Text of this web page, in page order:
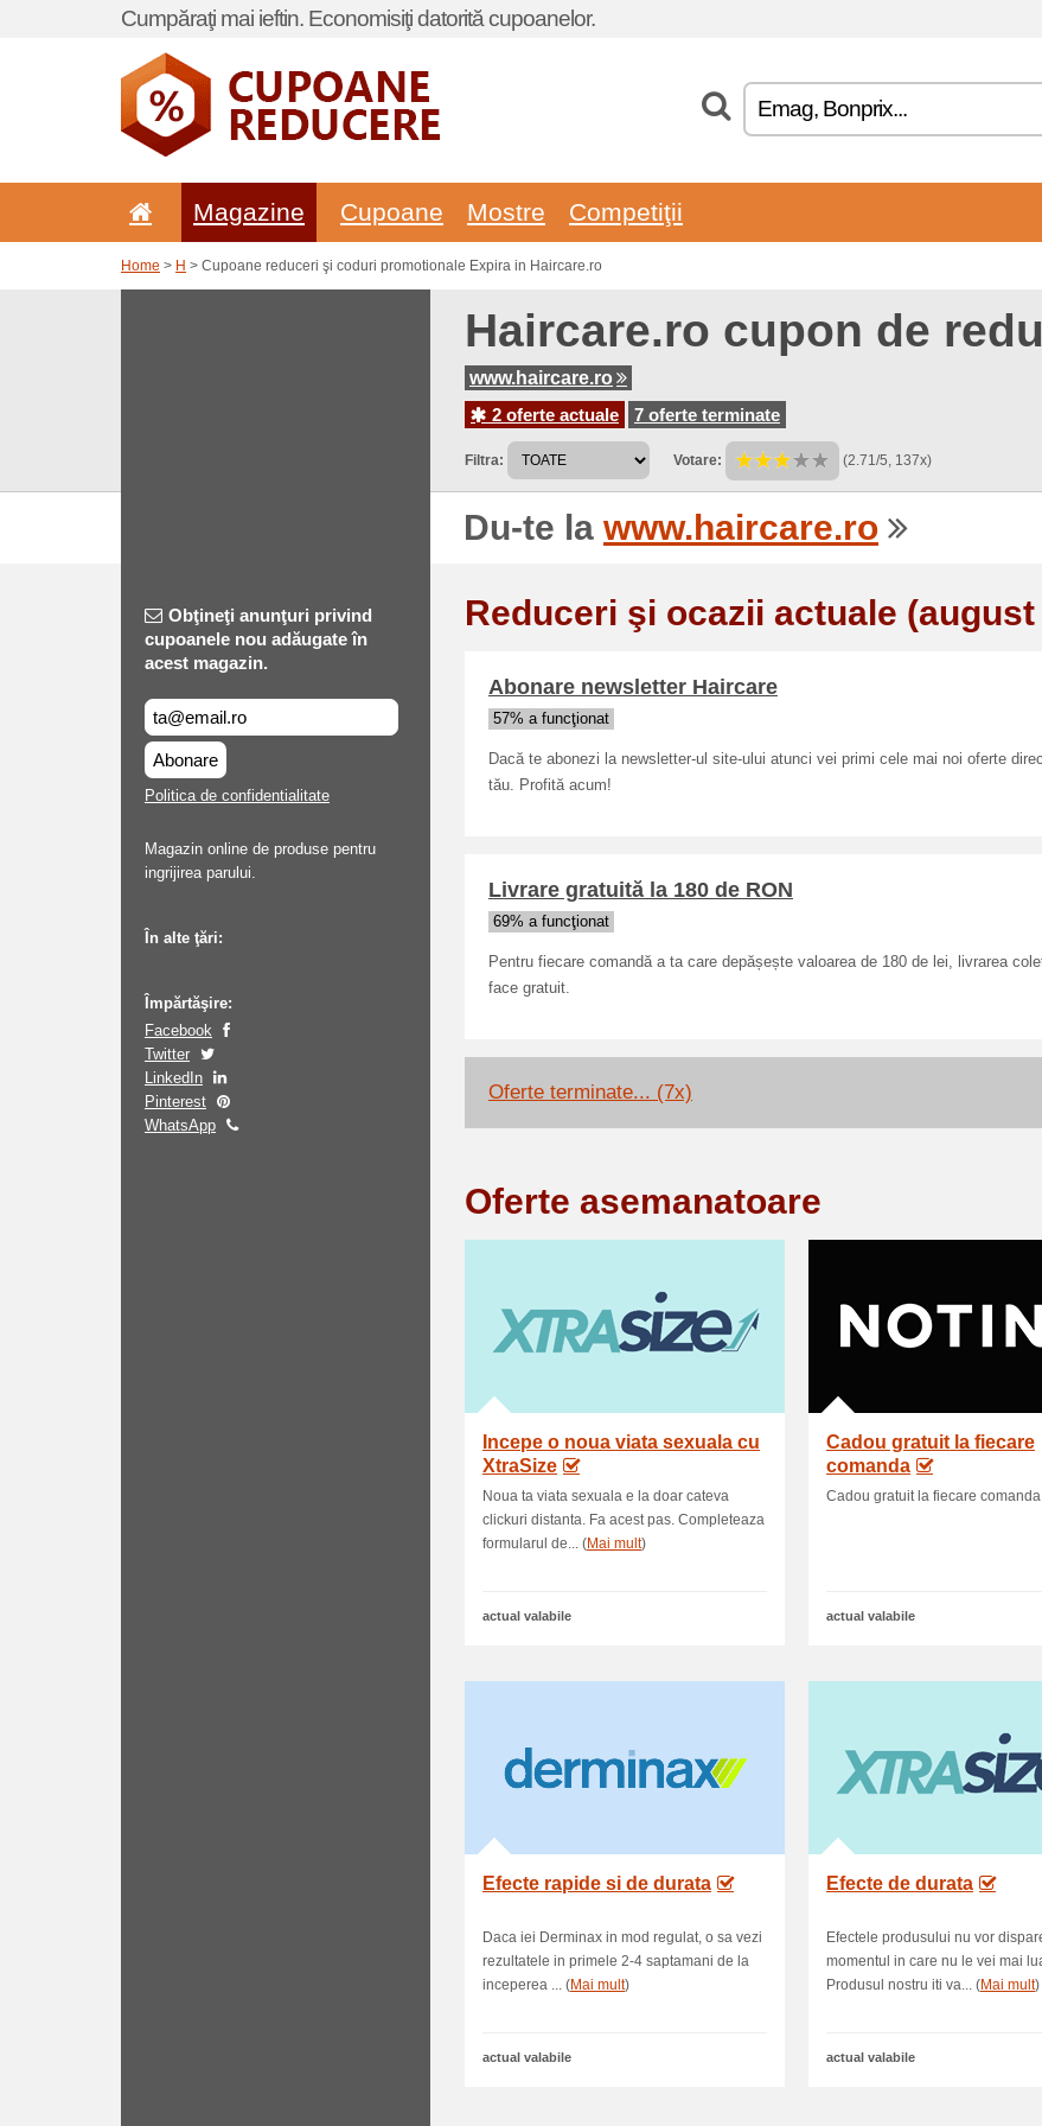
Cumpăraţi mai ieftin. Economisiţi datorită cupoanelor.
Magazine Cupoane Mostre Competiţii
Home > H > Cupoane reduceri şi coduri promotionale Expira in Haircare.ro
Haircare.ro cupon de
www.haircare.ro
2 oferte actuale
7 oferte terminate
Filtra: Votare: (2.71/5, 137x)
Du-te la www.haircare.ro
Obţineţi anunţuri privind
cupoanele nou adăugate în
acest magazin.
Abonare
Politica de confidentialitate
Magazin online de produse pentru
ingrijirea parului.
În alte ţări:
Împărtăşire:
Facebook
Twitter
LinkedIn
Pinterest
WhatsApp
Reduceri şi ocazii actuale (august
Abonare newsletter Haircare
57% a funcţionat
Dacă te abonezi la newsletter-ul site-ului atunci vei primi cele mai noi oferte
tău. Profită acum!
Livrare gratuită la 180 de RON
69% a funcţionat
Pentru fiecare comandă a ta care depășește valoarea de 180 de lei, livrarea
face gratuit.
Oferte terminate... (7x)
Oferte asemanatoare
Incepe o noua viata sexuala cu
XtraSize
Noua ta viata sexuala e la doar cateva
clickuri distanta. Fa acest pas. Completeaza
formularul de... (Mai mult)
actual valabile
Cadou gratuit la fiecare
comanda
Cadou gratuit la fiecare
actual valabile
Efecte rapide si de durata
Daca iei Derminax in mod regulat, o sa vezi
rezultatele in primele 2-4 saptamani de la
inceperea ... (Mai mult)
actual valabile
Efecte de durata
Efectele produsului nu vor
momentul in care nu le vei mai
Produsul nostru iti va... (Mai mult)
actual valabile